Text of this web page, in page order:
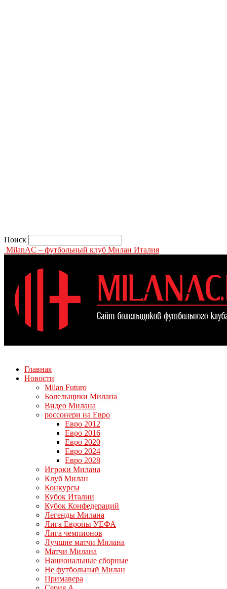
Поиск
MilanAC – футбольный клуб Милан Италия
Главная
Новости
Milan Futuro
Болельщики Милана
Видео Милана
россонери на Евро
Евро 2012
Евро 2016
Евро 2020
Евро 2024
Евро 2028
Игроки Милана
Клуб Милан
Конкурсы
Кубок Италии
Кубок Конфедераций
Легенды Милана
Лига Европы УЕФА
Лига чемпионов
Лучшие матчи Милана
Матчи Милана
Национальные сборные
Не футбольный Милан
Примавера